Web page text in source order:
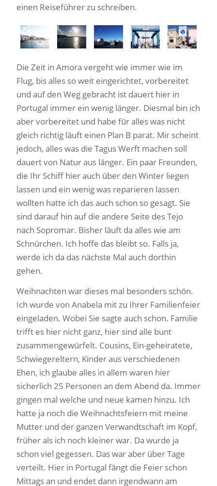
einen Reiseführer zu schreiben.
Die Zeit in Amora vergeht wie immer wie im
Flug, bis alles so weit eingerichtet, vorbereitet
und auf den Weg gebracht ist dauert hier in
Portugal immer ein wenig länger. Diesmal bin ich
aber vorbereitet und habe für alles was nicht
gleich richtig läuft einen Plan B parat. Mir scheint
jedoch, alles was die Tagus Werft machen soll
dauert von Natur aus länger. Ein paar Freunden,
die Ihr Schiff hier auch über den Winter liegen
lassen und ein wenig was reparieren lassen
wollten hatte ich das auch schon so gesagt. Sie
sind darauf hin auf die andere Seite des Tejo
nach Sopromar. Bisher läuft da alles wie am
Schnürchen. Ich hoffe das bleibt so. Falls ja,
werde ich da das nächste Mal auch dorthin
gehen.
Weihnachten war dieses mal besonders schön.
Ich wurde von Anabela mit zu Ihrer Familienfeier
eingeladen. Wobei Sie sagte auch schon. Familie
trifft es hier nicht ganz, hier sind alle bunt
zusammengewürfelt. Cousins, Ein-geheiratete,
Schwiegereltern, Kinder aus verschiedenen
Ehen, ich glaube alles in allem waren hier
sicherlich 25 Personen an dem Abend da. Immer
gingen mal welche und neue kamen hinzu. Ich
hatte ja noch die Weihnachtsfeiern mit meine
Mutter und der ganzen Verwandtschaft im Kopf,
früher als ich noch kleiner war. Da wurde ja
schon viel gegessen. Das war aber über Tage
verteilt. Hier in Portugal fängt die Feier schon
Mittags an und endet dann irgendwann am